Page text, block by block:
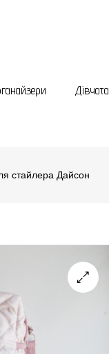
Дівчата
стайлера Дайсон